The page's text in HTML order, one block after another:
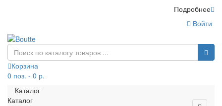
Подробнее
Войти
Корзина
0 поз. - 0 р.
Каталог
Каталог